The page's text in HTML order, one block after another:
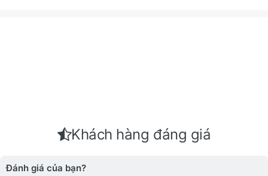
Khách hàng đáng giá
Đánh giá của bạn?